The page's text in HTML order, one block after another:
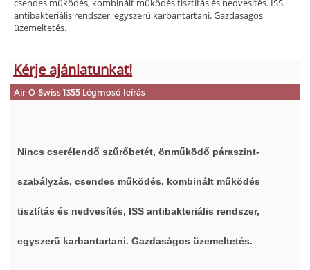
csendes működés, kombinált működés tisztítás és nedvesítés. ISS
antibakteriális rendszer, egyszerű karbantartani. Gazdaságos
üzemeltetés.
Kérje ajánlatunkat!
Air-O-Swiss 1355 Légmosó leírás
Nincs cserélendő szűrőbetét, önműködő páraszint-
szabályzás, csendes működés, kombinált működés
tisztítás és nedvesítés, ISS antibakteriális rendszer,
egyszerű karbantartani. Gazdaságos üzemeltetés.